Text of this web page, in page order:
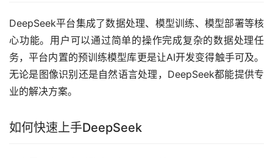
DeepSeek平台集成了数据处理、模型训练、模型部署等核
心功能。用户可以通过简单的操作完成复杂的数据处理任
务，平台内置的预训练模型库更是让AI开发变得触手可及。
无论是图像识别还是自然语言处理，DeepSeek都能提供专
业的解决方案。
如何快速上手DeepSeek